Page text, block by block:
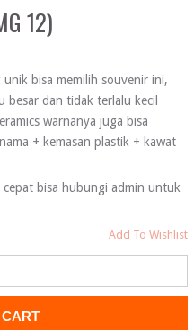
12)
bisa memilih souvenir ini,
dan tidak terlalu kecil
warnanya juga bisa
+ kemasan plastik + kawat
bisa hubungi admin untuk
Add To Wishlist